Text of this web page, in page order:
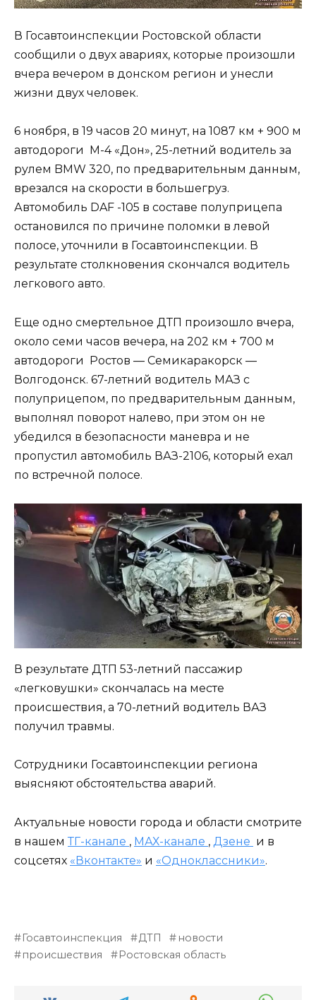
В Госавтоинспекции Ростовской области
сообщили о двух авариях, которые произошли
вчера вечером в донском регион и унесли
жизни двух человек.
6 ноября, в 19 часов 20 минут, на 1087 км + 900 м
автодороги М-4 «Дон», 25-летний водитель за
рулем BMW 320, по предварительным данным,
врезался на скорости в большегруз.
Автомобиль DAF -105 в составе полуприцепа
остановился по причине поломки в левой
полосе, уточнили в Госавтоинспекции. В
результате столкновения скончался водитель
легкового авто.
Еще одно смертельное ДТП произошло вчера,
около семи часов вечера, на 202 км + 700 м
автодороги Ростов — Семикаракорск —
Волгодонск. 67-летний водитель МАЗ с
полуприцепом, по предварительным данным,
выполнял поворот налево, при этом он не
убедился в безопасности маневра и не
пропустил автомобиль ВАЗ-2106, который ехал
по встречной полосе.
В результате ДТП 53-летний пассажир
«легковушки» скончалась на месте
происшествия, а 70-летний водитель ВАЗ
получил травмы.
Сотрудники Госавтоинспекции региона
выясняют обстоятельства аварий.
Актуальные новости города и области смотрите
в нашем ТГ-канале , МАХ-канале , Дзене и в
соцсетях «Вконтакте» и «Одноклассники».
Госавтоинспекция ДТП
новости
происшествия
Ростовская область